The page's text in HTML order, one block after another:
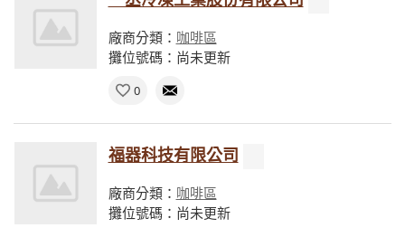
廠商分類： 咖啡區
攤位號碼：尚未更新
0
福器科技有限公司
廠商分類： 咖啡區
攤位號碼：尚未更新